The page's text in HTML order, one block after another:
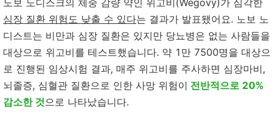
노보 노디스크의 체중 감량 약인 위고비(Wegovy)가 심각한
심장 질환 위험도 낮출 수 있다는 결과가 발표됐어요. 노보 노
디스트는 비만과 심장 질환은 있지만 당뇨병은 없는 사람들을
대상으로 위고비를 테스트했습니다. 약 1만 7500명을 대상으
로 진행된 임상시험 결과, 매주 위고비를 주사하면 심장마비,
뇌졸증, 심혈관 질환으로 인한 사망 위험이 전반적으로 20%
감소한 것으로 나타났습니다.